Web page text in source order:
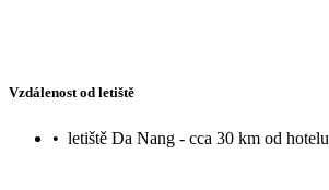
Vzdálenost od letiště
• letiště Da Nang - cca 30 km od hotelu